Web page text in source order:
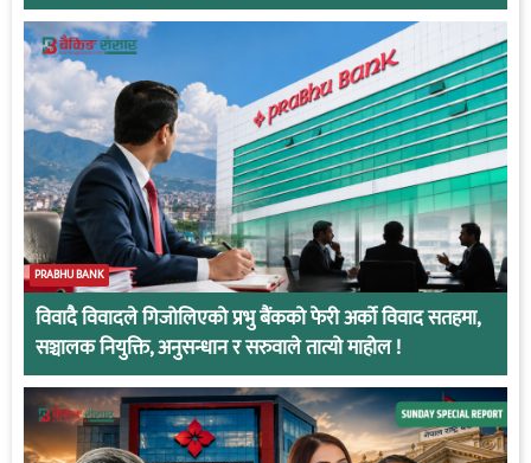
PRABHU BANK
विवादै विवादले गिजोलिएको प्रभु बैंकको फेरी अर्को विवाद सतहमा,
सञ्चालक नियुक्ति, अनुसन्धान र सरुवाले तात्यो माहोल !